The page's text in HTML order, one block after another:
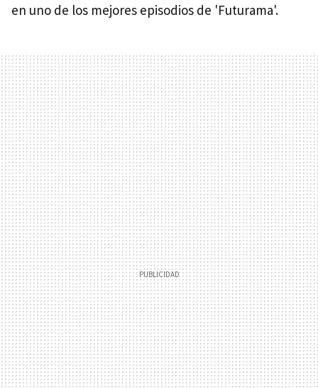
en uno de los mejores episodios de 'Futurama'.